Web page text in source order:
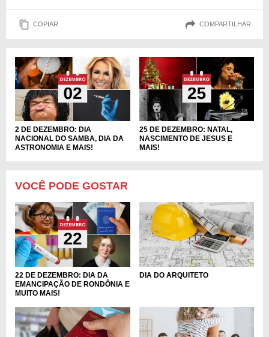
COPIAR COMPARTILHAR
2 DE DEZEMBRO: DIA
NACIONAL DO SAMBA, DIA DA
ASTRONOMIA E MAIS!
25 DE DEZEMBRO: NATAL,
NASCIMENTO DE JESUS E
MAIS!
VOCÊ PODE GOSTAR
22 DE DEZEMBRO: DIA DA
EMANCIPAÇÃO DE RONDÔNIA E
MUITO MAIS!
DIA DO ARQUITETO